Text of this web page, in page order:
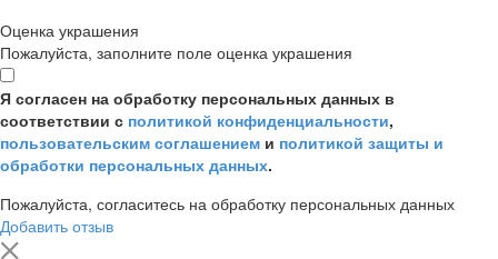
Оценка украшения
Пожалуйста, заполните поле оценка украшения
Я согласен на обработку персональных данных в
соответствии с политикой конфиденциальности,
пользовательским соглашением и политикой защиты и
обработки персональных данных.
Пожалуйста, согласитесь на обработку персональных данных
Добавить отзыв